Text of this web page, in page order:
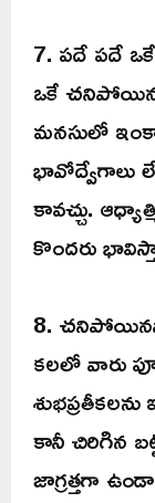
7. పదే పదే ఒకే
ఒకే చనిపోయిన
మనసులో ఇంకా
భావోద్వేగాలు
కావచ్చు.
కొందరు
8.
కలలో వారు
కానీ చిరిగిన
జాగ్రత్తగా